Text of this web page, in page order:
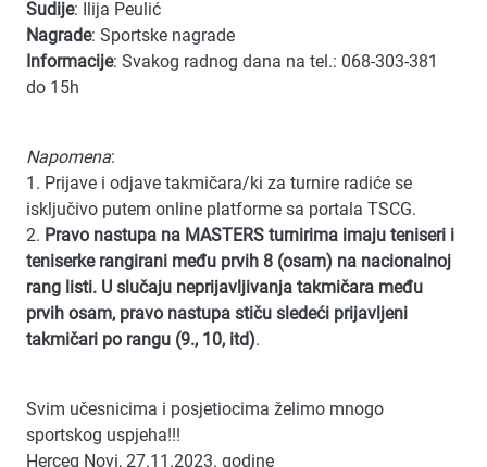
Sudije: Ilija Peulić
Nagrade: Sportske nagrade
Informacije: Svakog radnog dana na tel.: 068-303-381
do 15h
Napomena:
1. Prijave i odjave takmičara/ki za turnire radiće se
isključivo putem online platforme sa portala TSCG.
2. Pravo nastupa na MASTERS turnirima imaju teniseri i
teniserke rangirani među prvih 8 (osam) na nacionalnoj
rang listi. U slučaju neprijavljivanja takmičara među
prvih osam, pravo nastupa stiču sledeći prijavljeni
takmičari po rangu (9., 10, itd).
Svim učesnicima i posjetiocima želimo mnogo
sportskog uspjeha!!!
Herceg Novi, 27.11.2023. godine